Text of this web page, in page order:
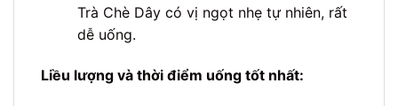
Trà Chè Dây có vị ngọt nhẹ tự nhiên, rất
dễ uống.
Liều lượng và thời điểm uống tốt nhất: